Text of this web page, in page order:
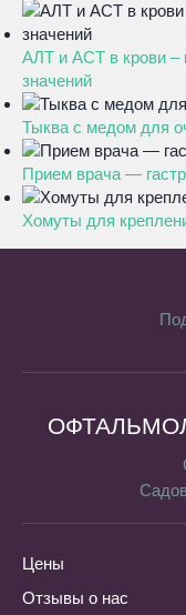
АЛТ и АСТ в крови –
значений
Тыква с медом для
Прием врача —
Хомуты для
Цены
Отзывы о нас